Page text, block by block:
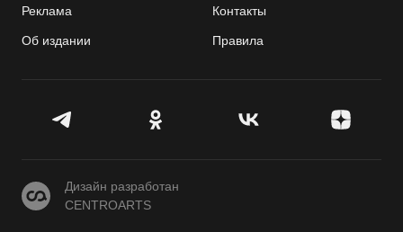
Реклама Контакты
Об издании Правила
CENTROARTS